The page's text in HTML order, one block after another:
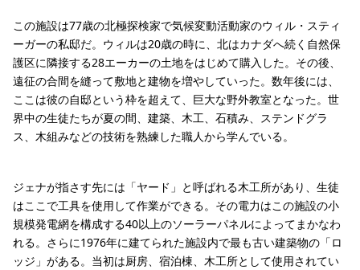
この施設は77歳の北極探検家で気候変動活動家のウィル・スティ
ーガーの私邸だ。ウィルは20歳の時に、北はカナダへ続く自然保
護区に隣接する28エーカーの土地をはじめて購入した。その後、
遠征の合間を縫って敷地と建物を増やしていった。数年後には、
ここは彼の自邸という枠を超えて、巨大な野外教室となった。世
界中の生徒たちが夏の間、建築、木工、石積み、ステンドグラ
ス、木組みなどの技術を熟練した職人から学んでいる。
ジェナが指さす先には「ヤード」と呼ばれる木工所があり、生徒
はここで工具を使用して作業ができる。その電力はこの施設の小
規模発電網を構成する40以上のソーラーパネルによってまかなわ
れる。さらに1976年に建てられた施設内で最も古い建築物の「ロ
ッジ」がある。当初は厨房、宿泊棟、木工所として使用されてい